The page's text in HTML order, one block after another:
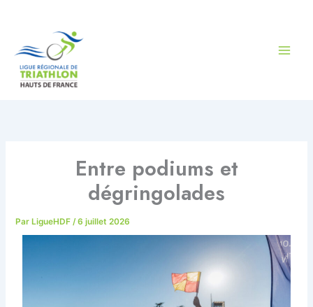
Entre podiums et
dégringolades
ParLigueHDF /6 juillet 2026